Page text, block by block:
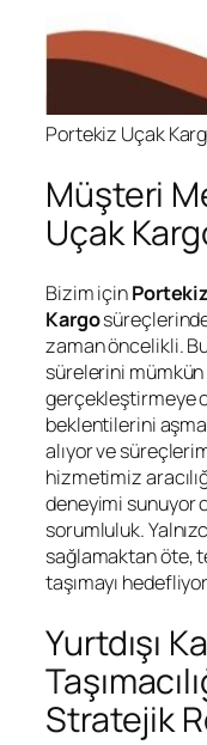
Portekiz Uçak
Müşteri
Uçak
Bizim için
Kargo
zaman öncelikli.
sürelerini mümkün
gerçekleştirmeye
beklentilerini
alıyor ve
hizmetimiz
deneyimi sunuyor
sorumluluk.
sağlamaktan öte,
taşımayı
Yurtdışı
Stratejik